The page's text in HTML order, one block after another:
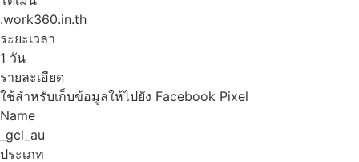
.work360.in.th
ระยะเวลา
1 วัน
รายละเอียด
ใช้สำหรับเก็บข้อมูลให้ไปยัง Facebook Pixel
Name
_gcl_au
ประเภท